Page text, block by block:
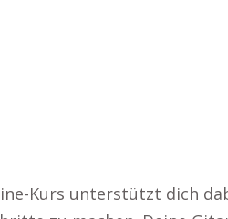
Kurs unterstützt dich